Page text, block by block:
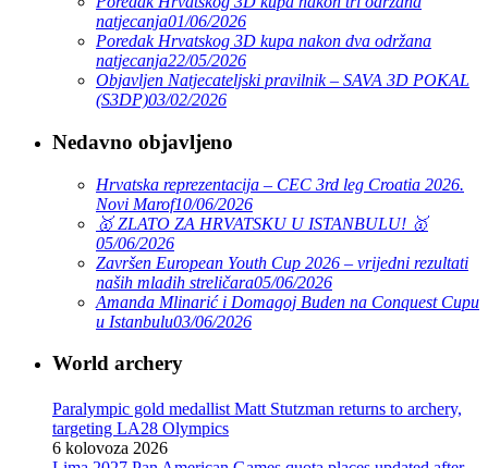
natjecanja01/06/2026
Poredak Hrvatskog 3D kupa nakon dva održana
natjecanja22/05/2026
Objavljen Natjecateljski pravilnik – SAVA 3D POKAL
(S3DP)03/02/2026
Nedavno objavljeno
Hrvatska reprezentacija – CEC 3rd leg Croatia 2026.
Novi Marof10/06/2026
🥇 ZLATO ZA HRVATSKU U ISTANBULU! 🥇
05/06/2026
Završen European Youth Cup 2026 – vrijedni rezultati
naših mladih streličara05/06/2026
Amanda Mlinarić i Domagoj Buden na Conquest Cupu
u Istanbulu03/06/2026
World archery
Paralympic gold medallist Matt Stutzman returns to archery,
targeting LA28 Olympics
6 kolovoza 2026